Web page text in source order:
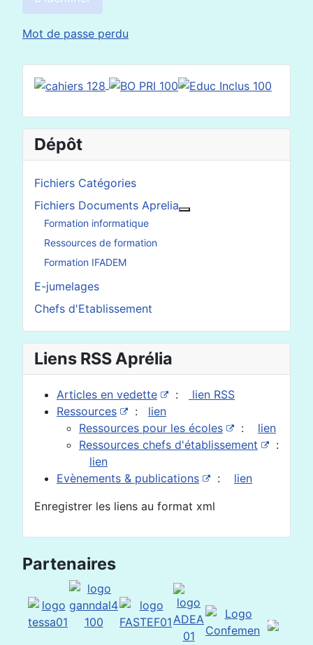
Mot de passe perdu
Dépôt
Fichiers Catégories
Fichiers Documents Aprelia
Formation informatique
Ressources de formation
Formation IFADEM
E-jumelages
Chefs d'Etablissement
Liens RSS Aprélia
Articles en vedette :
lien RSS
Ressources
: lien
Ressources pour les écoles
: lien
Ressources chefs d'établissement
:
lien
Evènements & publications
: lien
Enregistrer les liens au format xml
Partenaires